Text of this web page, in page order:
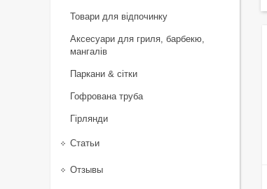
Товари для відпочинку
Аксесуари для гриля, барбекю,
мангалів
Паркани & сітки
Гофрована труба
Гірлянди
Статьи
Отзывы